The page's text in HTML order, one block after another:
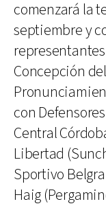
comenzará la
septiembre y
Concepción
con
Central
Libertad
Sportivo
Haig